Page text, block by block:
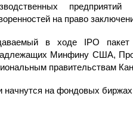
на право
в ходе IPO пакет
Минфину США,
правительствам
начнутся на фондовых